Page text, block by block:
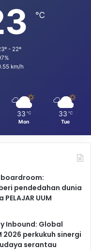
℃
- 22º
km/h
33 ℃
Mon
33 ℃
Tue
boardroom:
pendedahan dunia
UUM
Inbound: Global
2026 perkukuh sinergi
serantau